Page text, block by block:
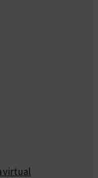
virtual